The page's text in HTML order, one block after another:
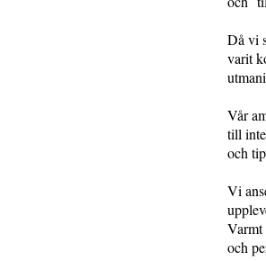
Då vi
varit
Vår
till
och
Vi
Varmt
och